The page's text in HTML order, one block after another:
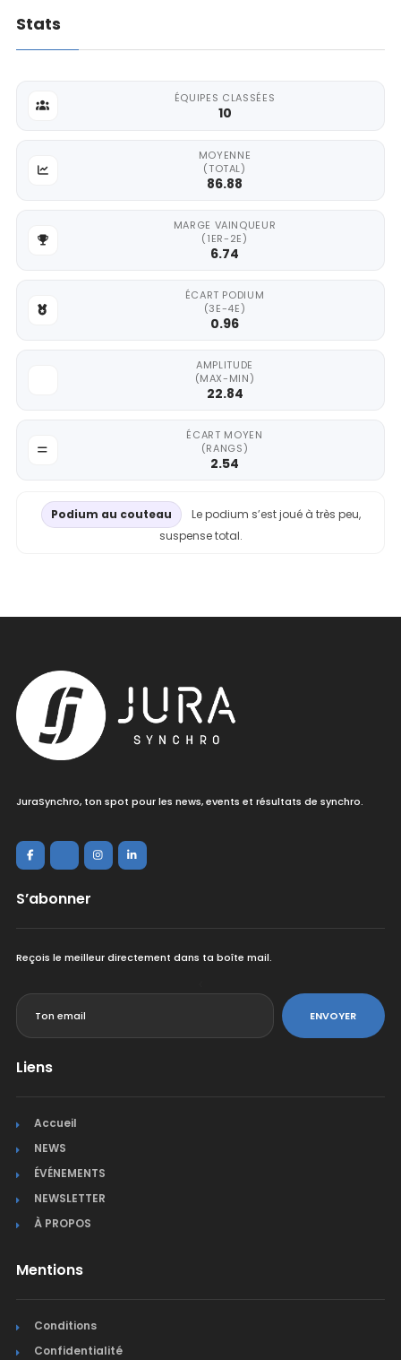
Stats
ÉQUIPES CLASSÉES
10
MOYENNE
(TOTAL)
86.88
MARGE VAINQUEUR
(1ER-2E)
6.74
ÉCART PODIUM
(3E-4E)
0.96
AMPLITUDE
(MAX-MIN)
22.84
ÉCART MOYEN
(RANGS)
2.54
Podium au couteau
Le podium s’est joué à très peu,
suspense total.
JuraSynchro, ton spot pour les news, events et résultats de synchro.
S’abonner
Reçois le meilleur directement dans ta boîte mail.
ENVOYER
Liens
Accueil
NEWS
ÉVÉNEMENTS
NEWSLETTER
À PROPOS
Mentions
Conditions
Confidentialité